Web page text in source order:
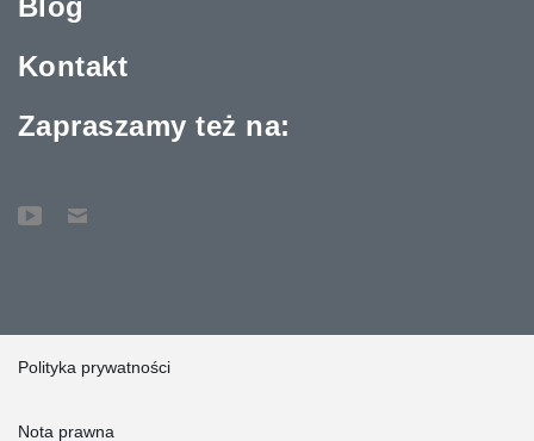
Kontakt
Zapraszamy też na:
Polityka prywatności
Nota prawna